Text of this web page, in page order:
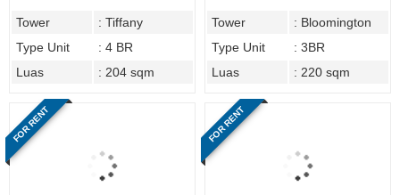
Tower
: Tiffany
Type Unit
: 4 BR
Luas
: 204 sqm
Tower
: Bloomington
Type Unit
: 3BR
Luas
: 220 sqm
FOR RENT FOR RENT